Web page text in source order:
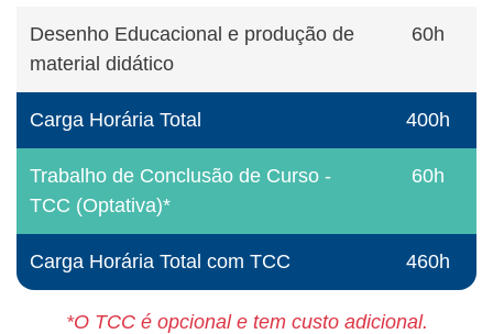
Desenho Educacional e produção de
material didático
60h
Carga Horária Total 400h
Trabalho de Conclusão de Curso -
TCC (Optativa)*
60h
Carga Horária Total com TCC 460h
*O TCC é opcional e tem custo adicional.